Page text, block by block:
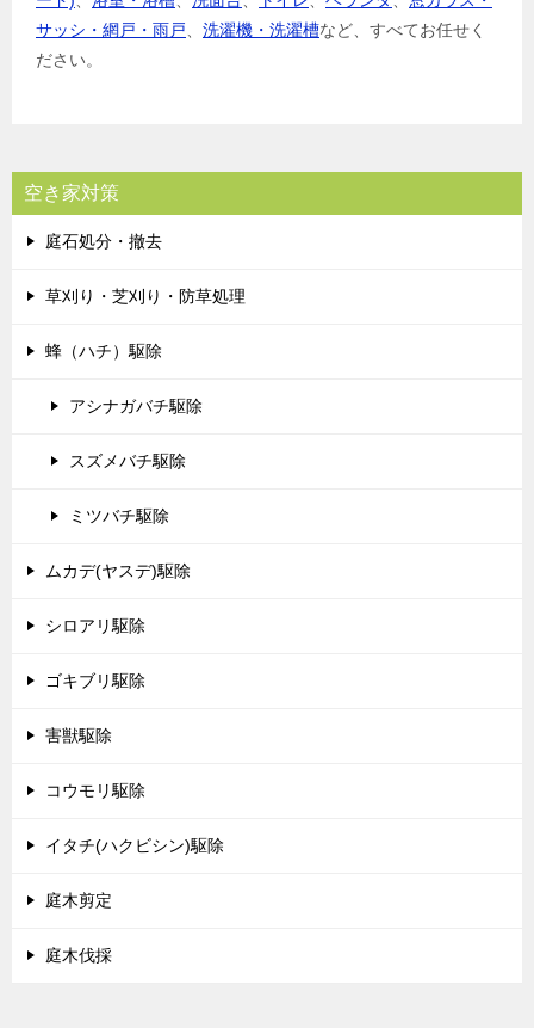
サッシ・網戸・雨戸
洗濯機・洗濯槽など、すべてお任せく
ださい。
空き家対策
庭石処分・撤去
草刈り・芝刈り・防草処理
蜂（ハチ）駆除
アシナガバチ駆除
スズメバチ駆除
ミツバチ駆除
ムカデ(ヤスデ)駆除
シロアリ駆除
ゴキブリ駆除
害獣駆除
コウモリ駆除
イタチ(ハクビシン)駆除
庭木剪定
庭木伐採